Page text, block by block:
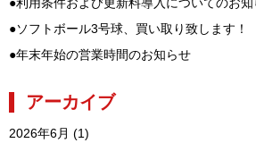
●ソフトボール3号球、買い取り致します！
●年末年始の営業時間のお知らせ
アーカイブ
2026年6月 (1)